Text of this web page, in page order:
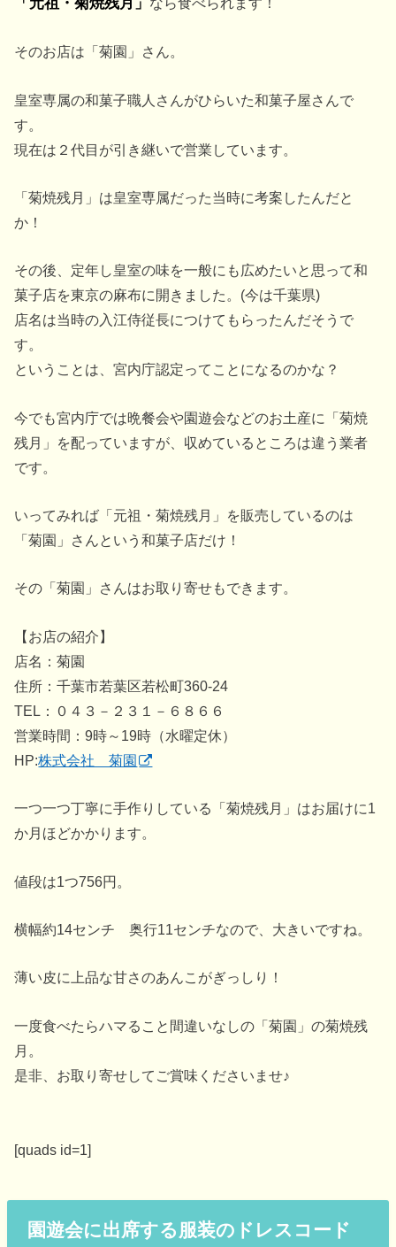
そのお店は「菊園」さん。
皇室専属の和菓子職人さんがひらいた和菓子屋さんで
す。
現在は２代目が引き継いで営業しています。
「菊焼残月」は皇室専属だった当時に考案したんだと
か！
その後、定年し皇室の味を一般にも広めたいと思って和
菓子店を東京の麻布に開きました。(今は千葉県)
店名は当時の入江侍従長につけてもらったんだそうで
す。
ということは、宮内庁認定ってことになるのかな？
今でも宮内庁では晩餐会や園遊会などのお土産に「菊焼
残月」を配っていますが、収めているところは違う業者
です。
いってみれば「元祖・菊焼残月」を販売しているのは
「菊園」さんという和菓子店だけ！
その「菊園」さんはお取り寄せもできます。
【お店の紹介】
店名：菊園
住所：千葉市若葉区若松町360-24
TEL：０４３－２３１－６８６６
営業時間：9時～19時（水曜定休）
HP:株式会社 菊園
一つ一つ丁寧に手作りしている「菊焼残月」はお届けに1
か月ほどかかります。
値段は1つ756円。
横幅約14センチ 奥行11センチなので、大きいですね。
薄い皮に上品な甘さのあんこがぎっしり！
一度食べたらハマること間違いなしの「菊園」の菊焼残
月。
是非、お取り寄せしてご賞味くださいませ♪
[quads id=1]
園遊会に出席する服装のドレスコード